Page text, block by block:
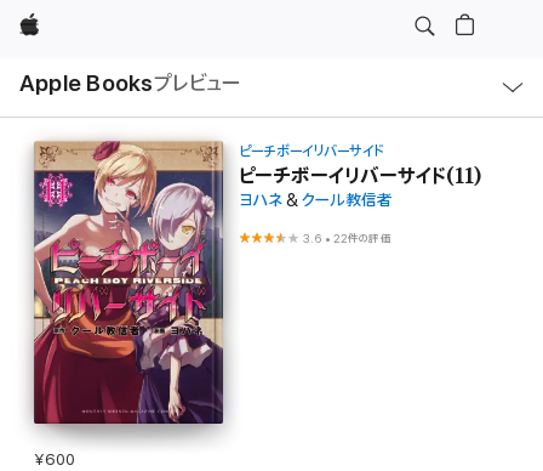
Apple
Apple Booksプレビュー
ル
ピーチボーイリバーサイド
ピーチボーイリバーサイド(11)
ヨハネ&クール教信者
3.6 •22件の評価
¥600